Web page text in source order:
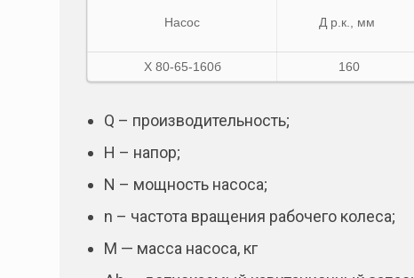
Насос Д р.к., мм
Х 80-65-160б 160
Q – производительность;
Н – напор;
N – мощность насоса;
n – частота вращения рабочего колеса;
М — масса насоса, кг